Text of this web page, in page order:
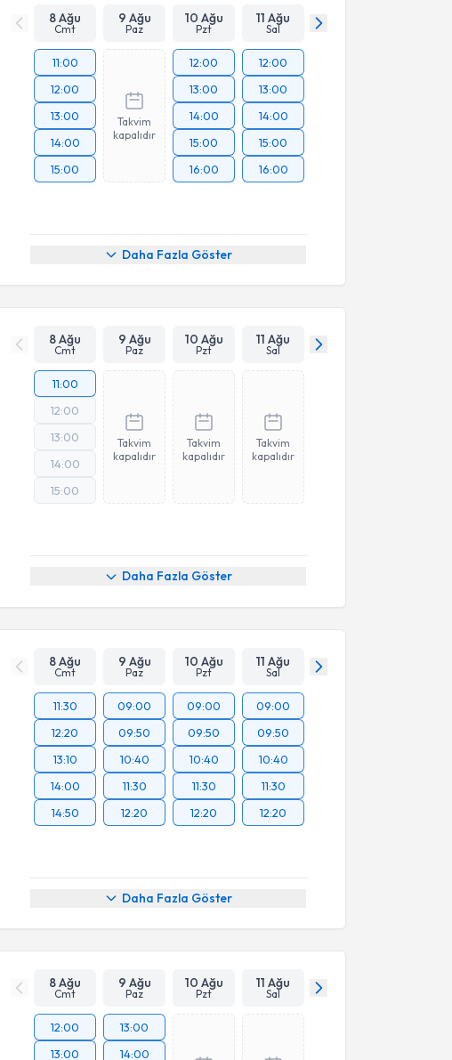
8 Ağu
Cmt
9 Ağu
Paz
10 Ağu
Pzt
11 Ağu
Sal
11:00
12:00
13:00
14:00
15:00
Takvim
kapalıdır
12:00
13:00
14:00
15:00
16:00
12:00
13:00
14:00
15:00
16:00
Daha Fazla Göster
8 Ağu
Cmt
9 Ağu
Paz
10 Ağu
Pzt
11 Ağu
Sal
11:00
12:00
13:00
14:00
15:00
Takvim
kapalıdır
Takvim
kapalıdır
Takvim
kapalıdır
Daha Fazla Göster
8 Ağu
Cmt
9 Ağu
Paz
10 Ağu
Pzt
11 Ağu
Sal
11:30
12:20
13:10
14:00
14:50
09:00
09:50
10:40
11:30
12:20
09:00
09:50
10:40
11:30
12:20
09:00
09:50
10:40
11:30
12:20
Daha Fazla Göster
8 Ağu
Cmt
9 Ağu
Paz
10 Ağu
Pzt
11 Ağu
Sal
12:00
13:00
13:00
14:00